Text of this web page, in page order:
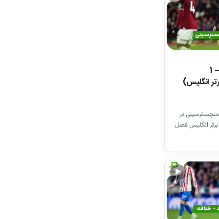
خلاصه بازی وستهم 1 – 1
انگلیس)
در
انگلیس فصل
▶